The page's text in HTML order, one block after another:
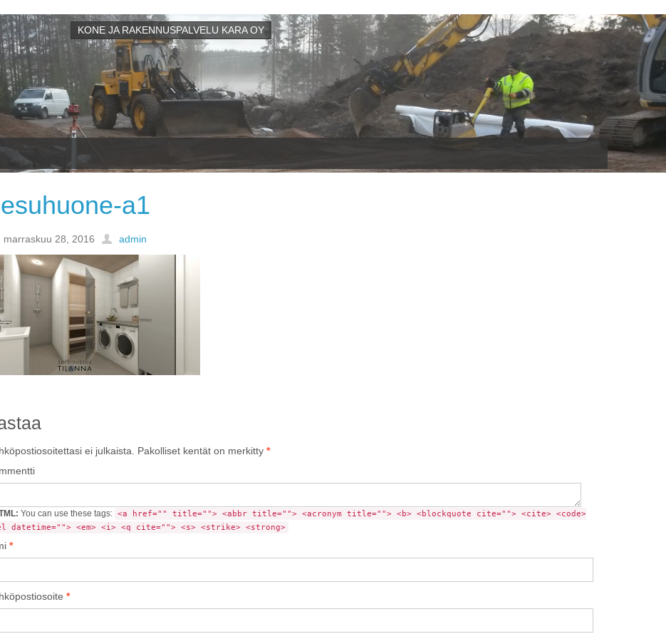
KONE JA RAKENNUSPALVELU KARA OY
a1
marraskuu 28, 2016 admin
ei julkaista. Pakolliset kentät on merkitty *
You can use these tags: <a href="" title=""> <abbr title=""> <acronym title=""> <b> <blockquote cite=""> <cite> <code>
datetime=""> <em> <i> <q cite=""> <s> <strike> <strong>
*
*